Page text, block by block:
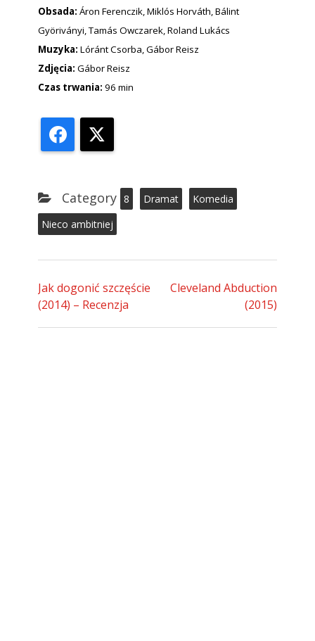
Obsada: Áron Ferenczik, Miklós Horváth, Bálint
Györiványi, Tamás Owczarek, Roland Lukács
Muzyka: Lóránt Csorba, Gábor Reisz
Zdjęcia: Gábor Reisz
Czas trwania: 96 min
Facebook
Category 8 Dramat
Komedia
Nieco ambitniej
Jak dogonić szczęście
(2014) – Recenzja
Cleveland Abduction
(2015)